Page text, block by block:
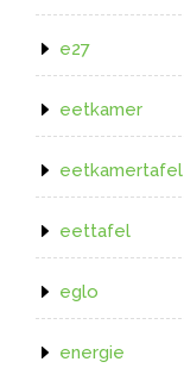
e27
eetkamer
eetkamertafel
eettafel
eglo
energie